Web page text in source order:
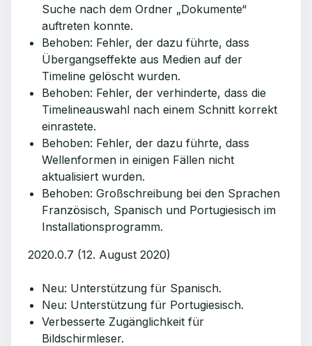
Suche nach dem Ordner „Dokumente“
auftreten konnte.
Behoben: Fehler, der dazu führte, dass
Übergangseffekte aus Medien auf der
Timeline gelöscht wurden.
Behoben: Fehler, der verhinderte, dass die
Timelineauswahl nach einem Schnitt korrekt
einrastete.
Behoben: Fehler, der dazu führte, dass
Wellenformen in einigen Fällen nicht
aktualisiert wurden.
Behoben: Großschreibung bei den Sprachen
Französisch, Spanisch und Portugiesisch im
Installationsprogramm.
2020.0.7 (12. August 2020)
Neu: Unterstützung für Spanisch.
Neu: Unterstützung für Portugiesisch.
Verbesserte Zugänglichkeit für
Bildschirmleser.